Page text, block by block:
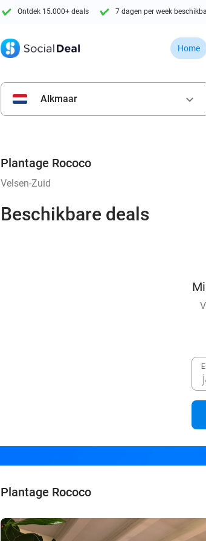
Ontdek 15.000+ deals 7 dagen per week
Home
Alkmaar keyboard_arrow_down
Plantage Rococo
Velsen-Zuid
Beschikbare deals
Plantage Rococo